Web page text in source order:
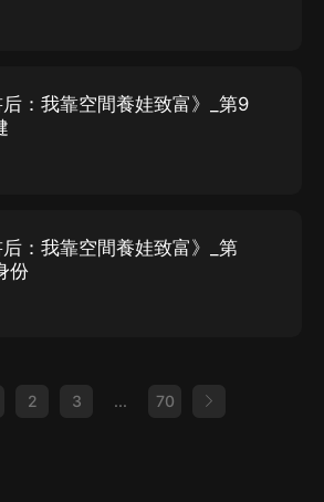
后：我靠空間養娃致富》_第9
后：我靠空間養娃致富》_第
份
2 3 ... 70